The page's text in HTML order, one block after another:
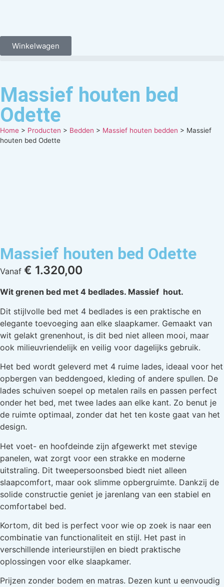
Winkelwagen
Massief houten bed
Odette
Home > Producten > Bedden > Massief houten bedden > Massief
houten bed Odette
Massief houten bed Odette
Vanaf € 1.320,00
Wit grenen bed met 4 bedlades. Massief hout.
Dit stijlvolle bed met 4 bedlades is een praktische en
elegante toevoeging aan elke slaapkamer. Gemaakt van
wit gelakt grenenhout, is dit bed niet alleen mooi, maar
ook milieuvriendelijk en veilig voor dagelijks gebruik.
Het bed wordt geleverd met 4 ruime lades, ideaal voor het
opbergen van beddengoed, kleding of andere spullen. De
lades schuiven soepel op metalen rails en passen perfect
onder het bed, met twee lades aan elke kant. Zo benut je
de ruimte optimaal, zonder dat het ten koste gaat van het
design.
Het voet- en hoofdeinde zijn afgewerkt met stevige
panelen, wat zorgt voor een strakke en moderne
uitstraling. Dit tweepersoonsbed biedt niet alleen
slaapcomfort, maar ook slimme opbergruimte. Dankzij de
solide constructie geniet je jarenlang van een stabiel en
comfortabel bed.
Kortom, dit bed is perfect voor wie op zoek is naar een
combinatie van functionaliteit en stijl. Het past in
verschillende interieurstijlen en biedt praktische
oplossingen voor elke slaapkamer.
Prijzen zonder bodem en matras. Dezen kunt u eenvoudig